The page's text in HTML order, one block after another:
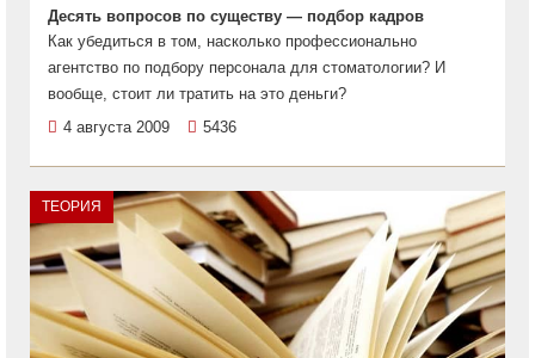
Десять вопросов по существу — подбор кадров
Как убедиться в том, насколько профессионально
агентство по подбору персонала для стоматологии? И
вообще, стоит ли тратить на это деньги?
4 августа 2009
5436
ТЕОРИЯ